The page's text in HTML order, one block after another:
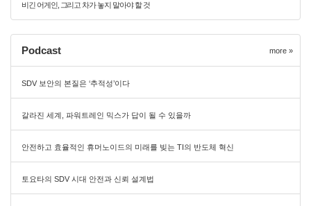
비긴 어게인, 그리고 차가 놓지 말아야 할 것
Podcast more »
SDV 보안의 본질은 ‘추적성’이다
갈라진 세계, 파워트레인 믹스가 답이 될 수 있을까
안전하고 효율적인 휴머노이드의 미래를 빚는 TI의 반도체 혁신
토요타의 SDV 시대 안전과 신뢰 설계법